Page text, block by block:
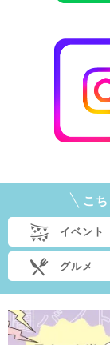
こ
イベント
グルメ